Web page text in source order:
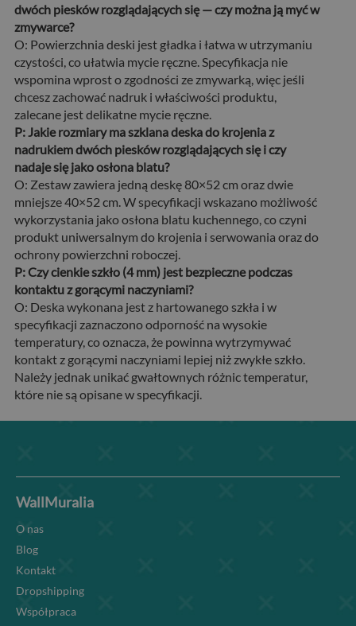
dwóch piesków rozglądających się — czy można ją myć w
zmywarce?
O: Powierzchnia deski jest gładka i łatwa w utrzymaniu
czystości, co ułatwia mycie ręczne. Specyfikacja nie
wspomina wprost o zgodności ze zmywarką, więc jeśli
chcesz zachować nadruk i właściwości produktu,
zalecane jest delikatne mycie ręczne.
P: Jakie rozmiary ma szklana deska do krojenia z
nadrukiem dwóch piesków rozglądających się i czy
nadaje się jako osłona blatu?
O: Zestaw zawiera jedną deskę 80×52 cm oraz dwie
mniejsze 40×52 cm. W specyfikacji wskazano możliwość
wykorzystania jako osłona blatu kuchennego, co czyni
produkt uniwersalnym do krojenia i serwowania oraz do
ochrony powierzchni roboczej.
P: Czy cienkie szkło (4 mm) jest bezpieczne podczas
kontaktu z gorącymi naczyniami?
O: Deska wykonana jest z hartowanego szkła i w
specyfikacji zaznaczono odporność na wysokie
temperatury, co oznacza, że powinna wytrzymywać
kontakt z gorącymi naczyniami lepiej niż zwykłe szkło.
Należy jednak unikać gwałtownych różnic temperatur,
które nie są opisane w specyfikacji.
WallMuralia
O nas
Blog
Kontakt
Dropshipping
Współpraca